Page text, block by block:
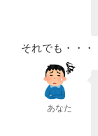
それでも・・・
あなた